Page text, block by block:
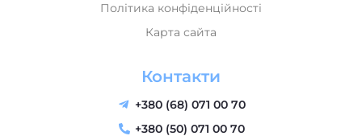
Політика конфіденційності
Карта сайта
Контакти
+380 (68) 071 00 70
+380 (50) 071 00 70